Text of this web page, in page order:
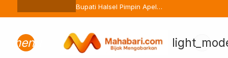
Ternate Buang Sembarangan
Bupati Halsel Pimpin Apel
Perdana Pasca Lebaran, Tekan
menu